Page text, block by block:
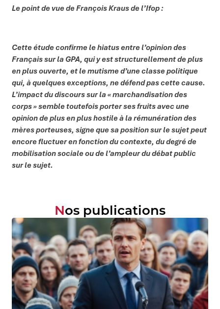
Le point de vue de François Kraus de l’Ifop :
Cette étude confirme le hiatus entre l’opinion des
Français sur la GPA, qui y est structurellement de plus
en plus ouverte, et le mutisme d’une classe politique
qui, à quelques exceptions, ne défend pas cette cause.
L’impact du discours sur la « marchandisation des
corps » semble toutefois porter ses fruits avec une
opinion de plus en plus hostile à la rémunération des
mères porteuses, signe que sa position sur le sujet peut
encore fluctuer en fonction du contexte, du degré de
mobilisation sociale ou de l’ampleur du débat public
sur le sujet.
Nos publications